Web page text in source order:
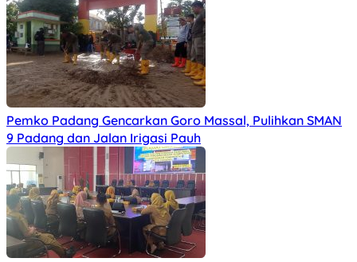
Pemko Padang Gencarkan Goro Massal, Pulihkan SMAN
9 Padang dan Jalan Irigasi Pauh